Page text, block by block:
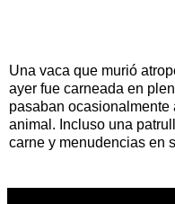
Una vaca que murió
ayer fue carneada en
pasaban ocasionalmente
animal. Incluso una
carne y menudencias en